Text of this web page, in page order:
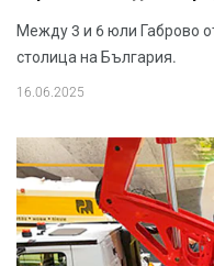
Между 3 и 6 юли Габрово
столица на България.
16.06.2025